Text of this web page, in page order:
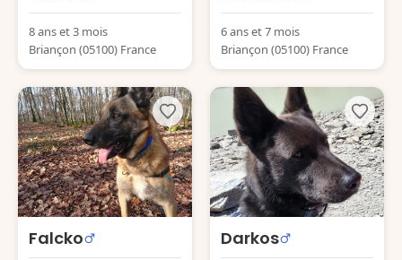
8 ans et 3 mois
Briançon (05100) France
6 ans et 7 mois
Briançon (05100) France
Falcko Darkos